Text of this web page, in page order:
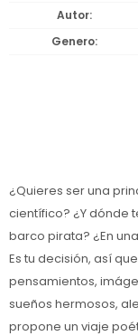
Autor
Genero
¿Quieres ser una
científico? ¿Y dónde
barco pirata? ¿En
Es tu decisión, así
pensamientos,
sueños hermosos,
propone un viaje